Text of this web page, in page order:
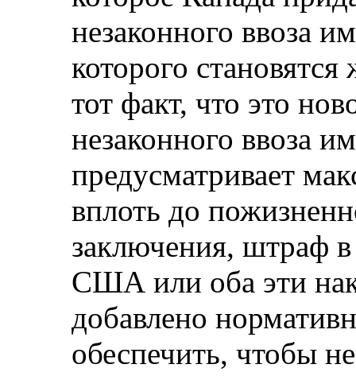
незаконного ввоза
которого
тот факт, что это
незаконного ввоза
предусматривает
вплоть до
заключения, штраф
США или оба эти
добавлено
обеспечить, чтобы